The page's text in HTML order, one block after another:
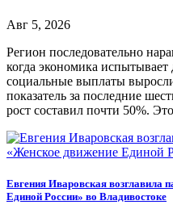
Авг 5, 2026
Регион последовательно
когда экономика
социальные выплаты
показатель за последние
рост составил почти 50%.
Евгения Иваровская возглавила
Единой России» во Владивостоке